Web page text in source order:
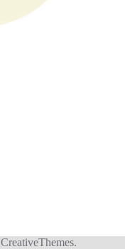
CreativeThemes.